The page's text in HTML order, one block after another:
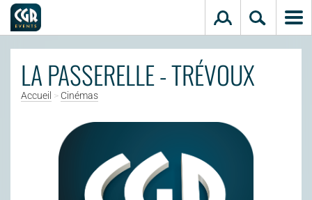
LA PASSERELLE - TRÉVOUX
Accueil > Cinémas